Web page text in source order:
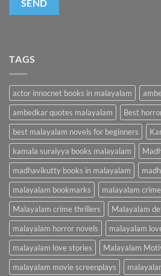
TAGS
actor innocnet books in malayalam
ambedkar quotes malayalam
Best
best malayalam novels for beginners
kamala suraiyya books malayalam
madhavikutty books in malayalam
malayalam bookmarks
malayalam
Malayalam crime thrillers
Malayalam
malayalam horror novels
malayalam
malayalam love stories
Malayalam
malayalam movie screenplays